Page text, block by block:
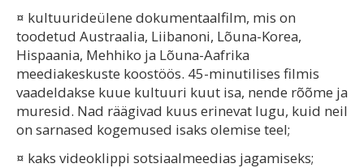
¤ kultuurideülene dokumentaalfilm, mis on
toodetud Austraalia, Liibanoni, Lõuna-Korea,
Hispaania, Mehhiko ja Lõuna-Aafrika
meediakeskuste koostöös. 45-minutilises filmis
vaadeldakse kuue kultuuri kuut isa, nende rõõme ja
muresid. Nad räägivad kuus erinevat lugu, kuid neil
on sarnased kogemused isaks olemise teel;
¤ kaks videoklippi sotsiaalmeedias jagamiseks;